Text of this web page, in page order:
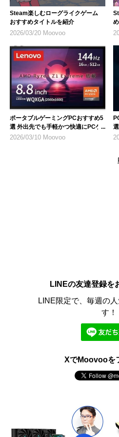
Steam楽しむローグライクゲーム
おすすめタイトルを紹介
2026/03/20 Moovoo
介
ポータブルゲーミングPCおすすめ5
選 外出先でも手軽かつ快適にPCゲ
ームが楽しめる
2026/03/10 Moovoo
LINEの友達登録を
LINE限定で、毎週の
す！
XでMoovooを